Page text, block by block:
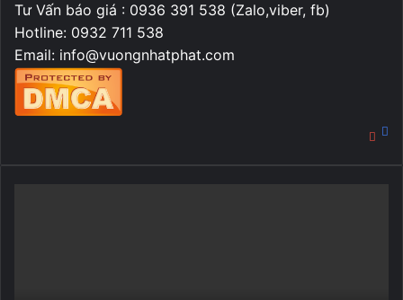
Tư Vấn báo giá : 0936 391 538 (Zalo,viber, fb)
Hotline: 0932 711 538
Email: info@vuongnhatphat.com